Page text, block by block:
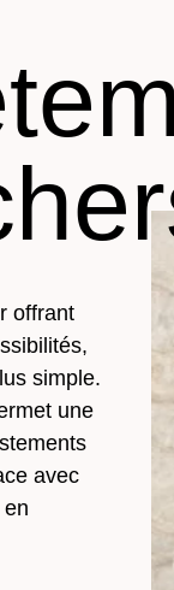
offrant
simple.
une
avec